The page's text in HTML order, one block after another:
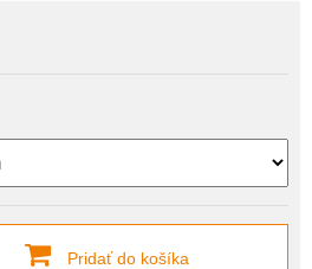
Pridať do košíka